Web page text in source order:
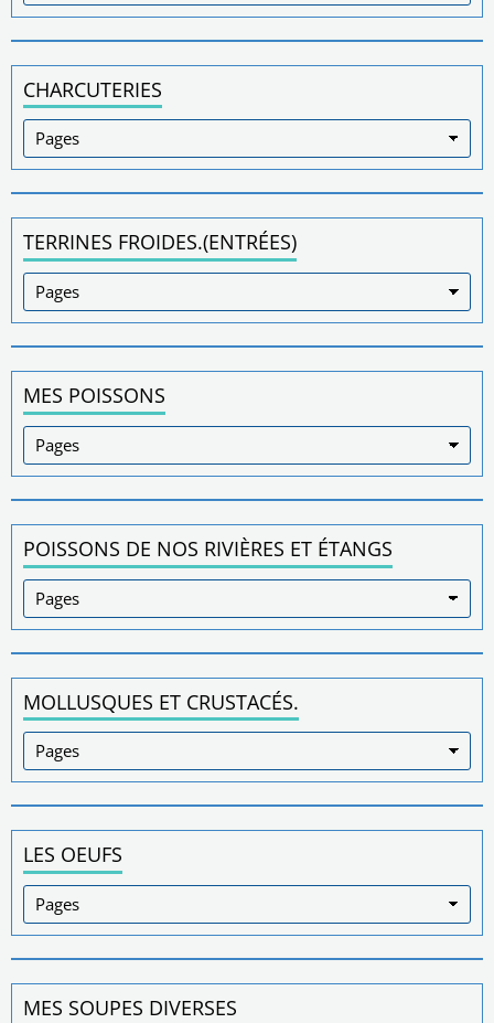
CHARCUTERIES
TERRINES FROIDES.(ENTRÉES)
MES POISSONS
POISSONS DE NOS RIVIÈRES ET ÉTANGS
MOLLUSQUES ET CRUSTACÉS.
LES OEUFS
MES SOUPES DIVERSES